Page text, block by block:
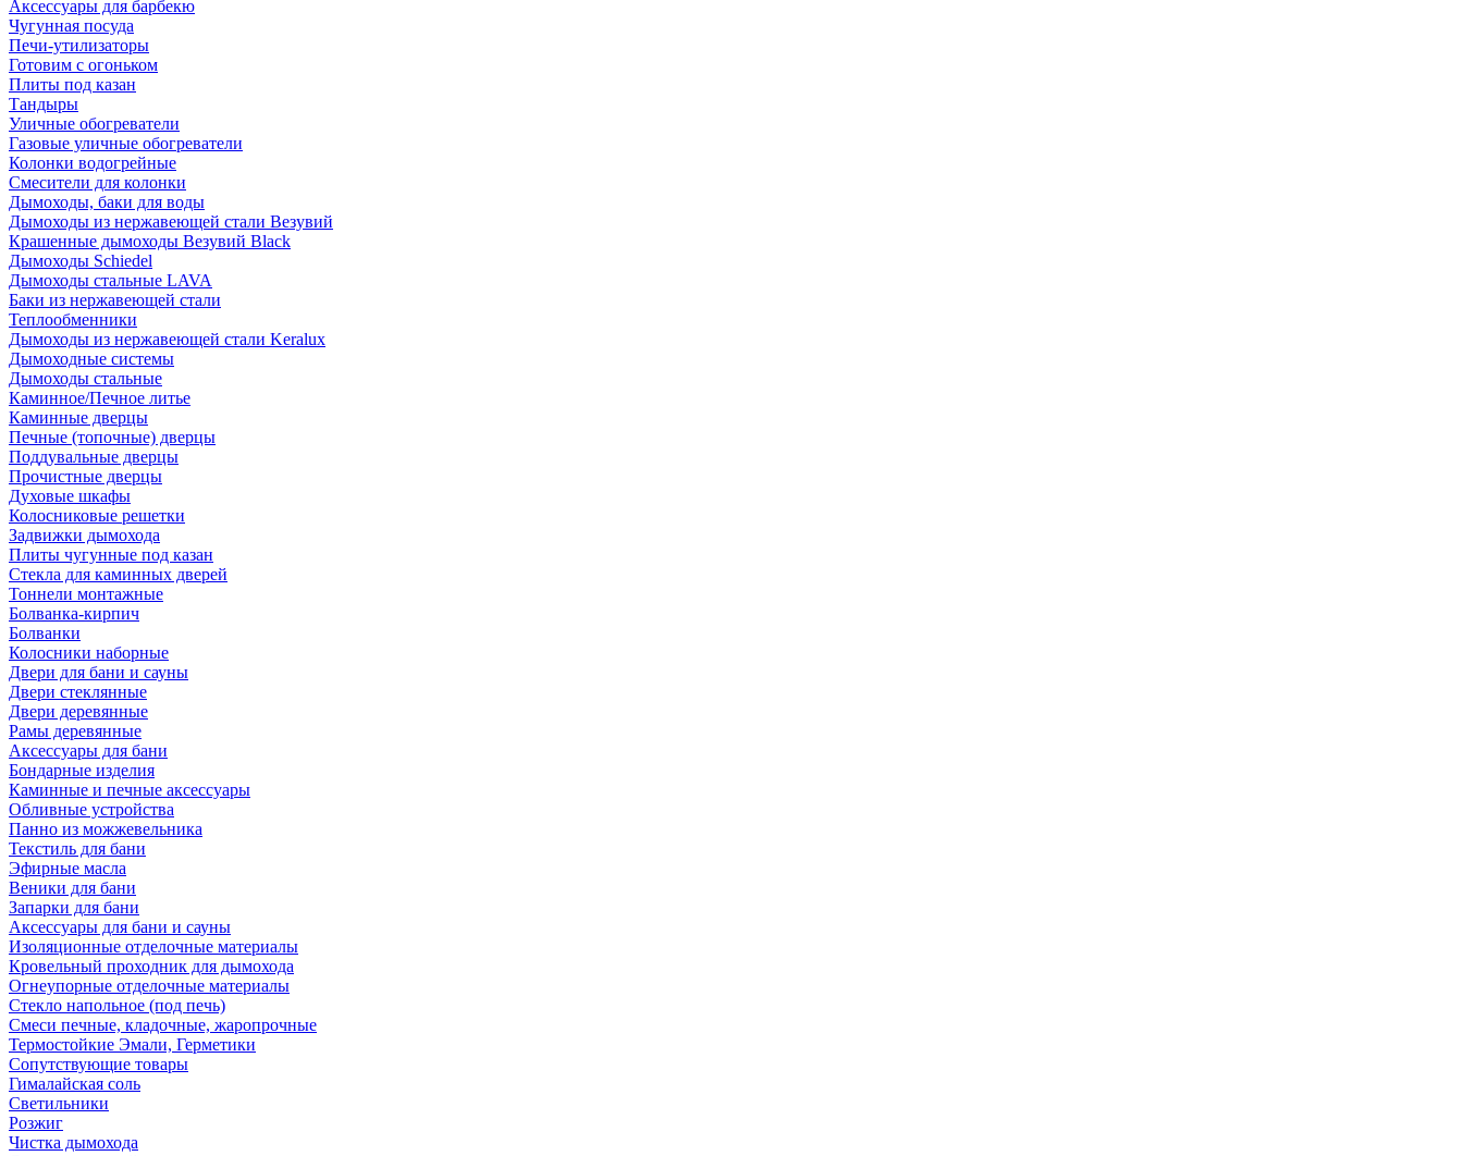
Аксессуары для барбекю
Чугунная посуда
Печи-утилизаторы
Готовим с огоньком
Плиты под казан
Тандыры
Уличные обогреватели
Газовые уличные обогреватели
Колонки водогрейные
Смесители для колонки
Дымоходы, баки для воды
Дымоходы из нержавеющей стали Везувий
Крашенные дымоходы Везувий Black
Дымоходы Schiedel
Дымоходы стальные LAVA
Баки из нержавеющей стали
Теплообменники
Дымоходы из нержавеющей стали Keralux
Дымоходные системы
Дымоходы стальные
Каминное/Печное литье
Каминные дверцы
Печные (топочные) дверцы
Поддувальные дверцы
Прочистные дверцы
Духовые шкафы
Колосниковые решетки
Задвижки дымохода
Плиты чугунные под казан
Стекла для каминных дверей
Тоннели монтажные
Болванка-кирпич
Болванки
Колосники наборные
Двери для бани и сауны
Двери стеклянные
Двери деревянные
Рамы деревянные
Аксессуары для бани
Бондарные изделия
Каминные и печные аксессуары
Обливные устройства
Панно из можжевельника
Текстиль для бани
Эфирные масла
Веники для бани
Запарки для бани
Аксессуары для бани и сауны
Изоляционные отделочные материалы
Кровельный проходник для дымохода
Огнеупорные отделочные материалы
Стекло напольное (под печь)
Смеси печные, кладочные, жаропрочные
Термостойкие Эмали, Герметики
Сопутствующие товары
Гималайская соль
Светильники
Розжиг
Чистка дымохода